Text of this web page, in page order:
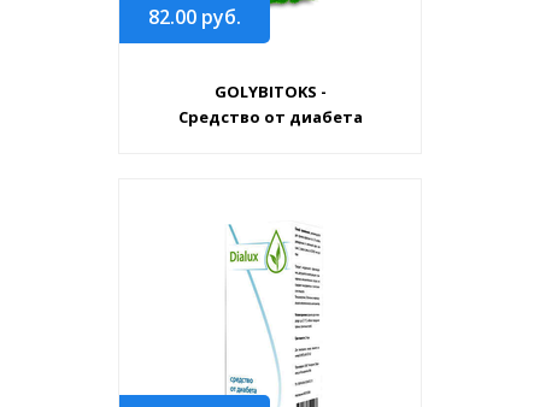
82.00 руб.
GOLYBITOKS -
Средство от диабета